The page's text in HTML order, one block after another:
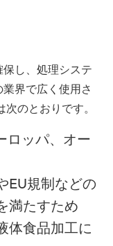
し、処理システ
界で広く使用さ
のとおりです。
ロッパ、オー
EU規制などの
満たすため
体食品加工に